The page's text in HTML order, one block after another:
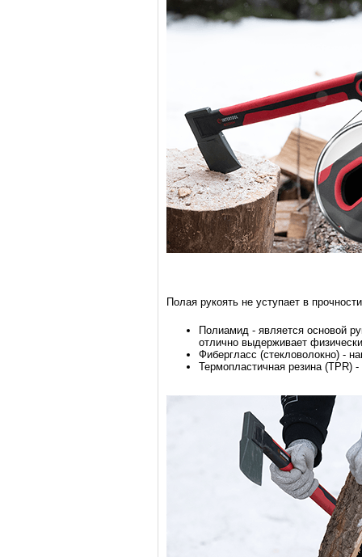
Полая рукоять не уступает в
Полиамид - является основой
отлично выдерживает
Фибергласс (стекловолокно) -
Термопластичная резина